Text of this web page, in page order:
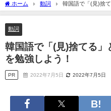
ホーム 動詞
韓国語で「(見)捨
う！
動詞
韓国語で「(見)捨てる
を勉強しよう！
PR 2022年7月5日 2022年7月5日